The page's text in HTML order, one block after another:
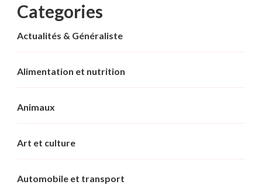
Categories
Actualités & Généraliste
Alimentation et nutrition
Animaux
Art et culture
Automobile et transport